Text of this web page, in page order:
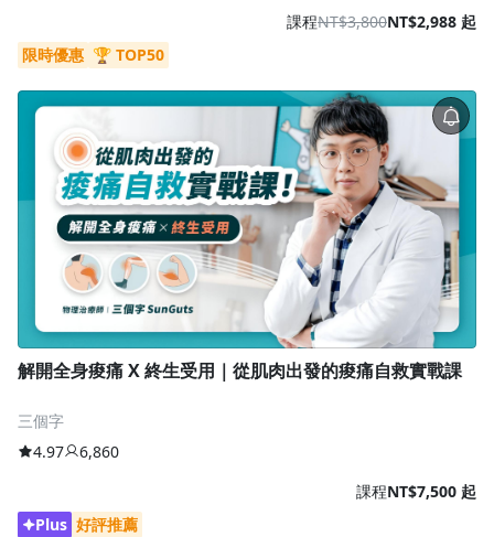
課程NT$3,800NT$2,988 起
限時優惠 🏆 TOP50
解開全身痠痛 X 終生受用｜從肌肉出發的痠痛自救實戰課
三個字
4.97
6,860
課程NT$7,500 起
Plus 好評推薦